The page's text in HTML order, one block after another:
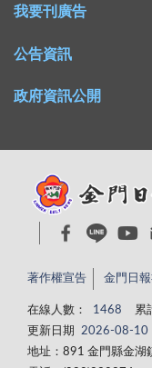
我要刊廣告
公告資訊
政府資訊公開
著作權宣告 金門日
在線人數： 1468 累
更新日期
2026-08-10
地址：891 金門縣金湖